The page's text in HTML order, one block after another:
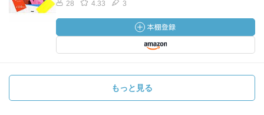
28 4.33 3
もっと見る